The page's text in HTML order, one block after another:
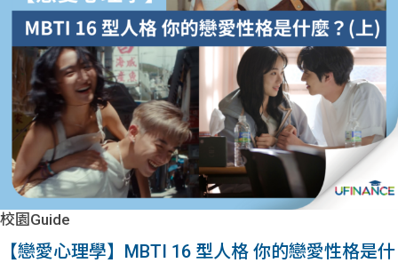
校園Guide
【戀愛心理學】MBTI 16 型人格 你的戀愛性格是什